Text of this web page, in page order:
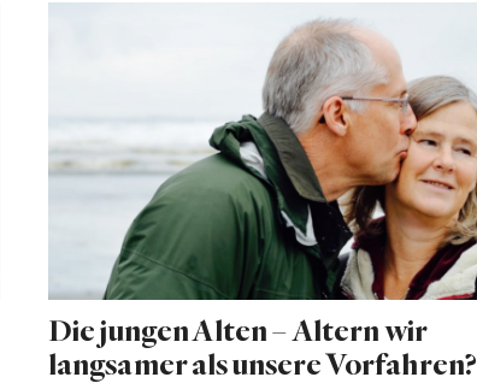
Die jungen Alten – Altern wir
langsamer als unsere Vorfahren?